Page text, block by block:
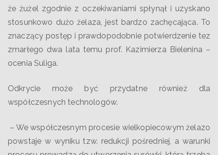
że żużel zgodnie z oczekiwaniami spłynął i uzyskano
stosunkowo dużo żelaza, jest bardzo zachęcająca. To
znaczący postęp i prawdopodobnie potwierdzenie tez
zmarłego dwa lata temu prof. Kazimierza Bielenina –
ocenia Suliga.
Odkrycie może być przydatne również dla
współczesnych technologów.
– We współczesnym procesie wielkopiecowym żelazo
powstaje w wyniku tzw. redukcji pośredniej, a warunki